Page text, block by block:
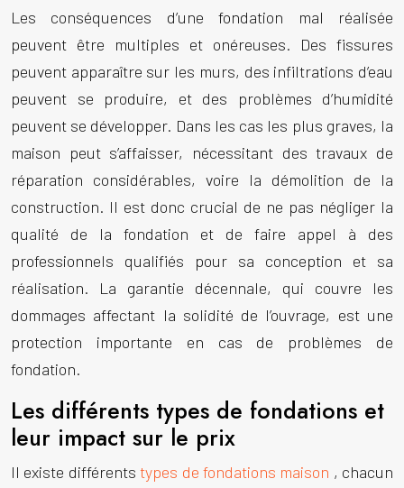
Les conséquences d’une fondation mal réalisée
peuvent être multiples et onéreuses. Des fissures
peuvent apparaître sur les murs, des infiltrations d’eau
peuvent se produire, et des problèmes d’humidité
peuvent se développer. Dans les cas les plus graves, la
maison peut s’affaisser, nécessitant des travaux de
réparation considérables, voire la démolition de la
construction. Il est donc crucial de ne pas négliger la
qualité de la fondation et de faire appel à des
professionnels qualifiés pour sa conception et sa
réalisation. La garantie décennale, qui couvre les
dommages affectant la solidité de l’ouvrage, est une
protection importante en cas de problèmes de
fondation.
Les différents types de fondations et
leur impact sur le prix
Il existe différentstypes de fondations maison , chacun